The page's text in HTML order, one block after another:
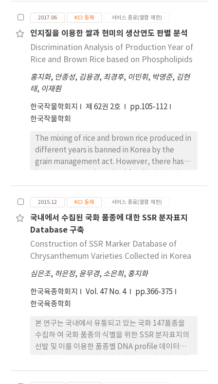
립수는 중간정도이었으며, 생육시기에 관련된 개화
일수, 성숙 일수 및 생육일수는 낮았다. 콩 품종들의
생육 및 수량구성형 질에 대한 주성분 분석을 한 결과,
주성분의 기여율은 제 1주 성분은 34.02%, 제 2주성
9.96%로, 상위 4주성분까지의 고유값이 1이상 이며,
누적기여율이 73.09%로 제 4주성분까지만 가지고도
한 국 콩 품종의 군집분류가 가능하였다. Average
linkage cluster 에 의하여 분류된 군집분류에서 평
I군집은 전체 품종의 69.7%가 속해 있는 가장 큰 군집
이었고, 다음으로 II군집이 19.8%가 속하는 큰 군집
이었고, 그 다음으로 IV군집이 8.7%가 속하였으며,
III 군집과 V군집은 1 ~ 2품종이 속하는 소군집이었
다. 각 군집의 품종을 육성년대(1980년 이전, 1980년
대, 1990년대, 2000년 이후) 및 용도별(장류 및 두부
용, 나물용, 밥밑용, 풋콩 및 올 콩용)로 분류하면 품
종의 분포가 차이가 있었다. 육성년대별로 는 1980년
이전과 1980년대에 육성된 품종은 I과 II군집에,
1990년대와 2000년 이후에 육성된 품종은 모든 군집
에 넓게 분포하였다. 용도별로는 I군집에는 장류 및 두
풋콩 및 올콩용 품종이 가장 많이 속하였으며, III과 V
군집에 속하는 품종은 나물용 품종이었다.
2017.06 KCI 등재 서비스 종료(열람 제한)
인지질을 이용한 쌀과 현미의 생산연도 판별 분석
Discrimination Analysis of Production Year of
Rice and Brown Rice based on Phospholipids
홍지화, 안종성, 김용경, 최경후, 이민휘, 박영준, 김현
태, 이재훤
한국작물학회지 제 62권 2호
pp.105-112
한국작물학회
The mixing of rice and brown rice produced in
different years is banned in Korea by the
grain management act. However, there has
the production year of rice. The objective of
this study was to develop a method for
discriminating the production year of rice and
brown rice based on their phospholipids
content. One hundred rice samples and 130
brown rice samples produced between 2012
and 2015 were collected. Twelve
analyzed by liquid chromatography-tandem
mass spectrometry. Phosphatidylcholine was
used as an internal standard to calculate the
analysis of the results showed that the
centroid distance between the stale and new
rice was 4.16 and the classification ratio was
and 40 rice samples were collected. The
2015.12 KCI 등재 서비스 종료(열람 제한)
국내에서 수집된 국화 품종에 대한 SSR 분자표지
Database 구축
Construction of SSR Marker Database of
Chrysanthemum Varieties Collected in Korea
심은조, 허은정, 윤무경, 소은희, 홍지화
한국육종학회지 Vol. 47 No. 4
pp.366-375
한국육종학회
본 연구는 국내에서 유통되고 있는 국화 147품종을
수집하 여 국화 품종의 식별을 위한 SSR 분자표지의
선발 및 이를 이용한 품종별 DNA profile 데이터베
한 분자표지를 선정하기 위해 20 개 품종을 대상으로
총 587개의 SSR 분자표지를 검정하여 다형성을 나